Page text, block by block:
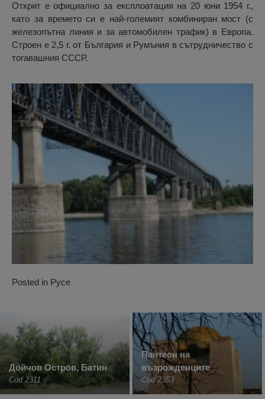
Открит е официално за експлоатация на 20 юни 1954 г.,
като за времето си е най-големият комбиниран мост (с
железопътна линия и за автомобилен трафик) в Европа.
Строен е 2,5 г. от България и Румъния в сътрудничество с
тогавашния СССР.
Posted in Русе
Дойчов Остров, Батин
Cod 2311
Пантеон на
възрожденците
Cod 2353